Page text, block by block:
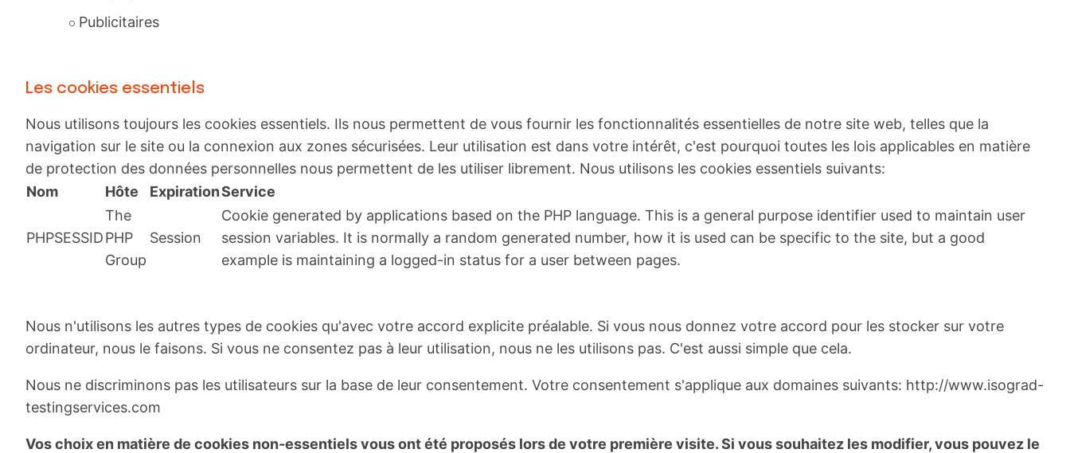
Publicitaires
Les cookies essentiels
Nous utilisons toujours les cookies essentiels. Ils nous permettent de vous fournir les fonctionnalités essentielles de notre site web, telles que la
navigation sur le site ou la connexion aux zones sécurisées. Leur utilisation est dans votre intérêt, c'est pourquoi toutes les lois applicables en matière
de protection des données personnelles nous permettent de les utiliser librement. Nous utilisons les cookies essentiels suivants:
Nom
Hôte ExpirationService
PHPSESSID
The
PHP
Group
Session
Cookie generated by applications based on the PHP language. This is a general purpose identifier used to maintain user
session variables. It is normally a random generated number, how it is used can be specific to the site, but a good
example is maintaining a logged-in status for a user between pages.
Nous n'utilisons les autres types de cookies qu'avec votre accord explicite préalable. Si vous nous donnez votre accord pour les stocker sur votre
ordinateur, nous le faisons. Si vous ne consentez pas à leur utilisation, nous ne les utilisons pas. C'est aussi simple que cela.
Nous ne discriminons pas les utilisateurs sur la base de leur consentement. Votre consentement s'applique aux domaines suivants: http://www.isograd-
testingservices.com
Vos choix en matière de cookies non-essentiels vous ont été proposés lors de votre première visite. Si vous souhaitez les modifier, vous pouvez le